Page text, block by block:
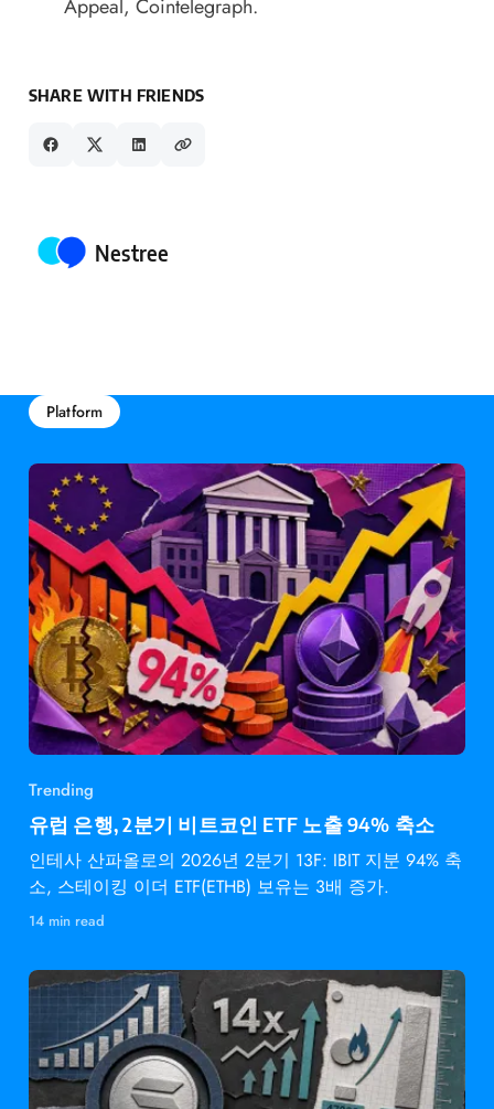
Appeal, Cointelegraph.
SHARE WITH FRIENDS
Posted by
Nestree
Platform
Trending
유럽 은행, 2분기 비트코인 ETF 노출 94% 축소
인테사 산파올로의 2026년 2분기 13F: IBIT 지분 94% 축
소, 스테이킹 이더 ETF(ETHB) 보유는 3배 증가.
14 min read